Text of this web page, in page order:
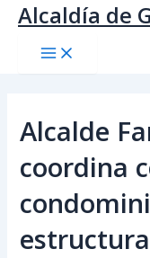
Alcaldía de
Alcalde
coordina